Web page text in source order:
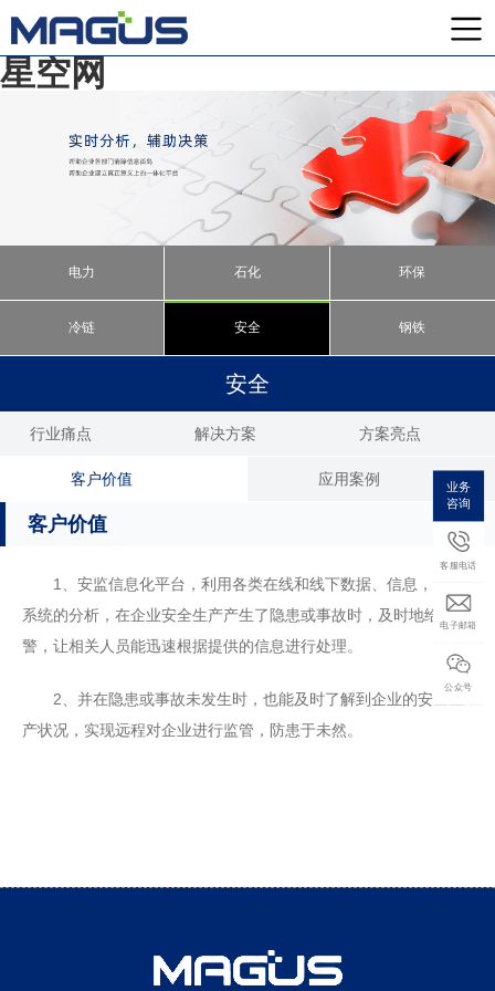
星空网
电力 石化 环保
冷链 安全 钢铁
安全
行业痛点 解决方案 方案亮点
客户价值 应用案例
客户价值
1、安监信息化平台，利用各类在线和线下数据、信息，加以
系统的分析，在企业安全生产产生了隐患或事故时，及时地给出报
警，让相关人员能迅速根据提供的信息进行处理。
2、并在隐患或事故未发生时，也能及时了解到企业的安全生
产状况，实现远程对企业进行监管，防患于未然。
业务
咨询
客服电话
电子邮箱
公众号